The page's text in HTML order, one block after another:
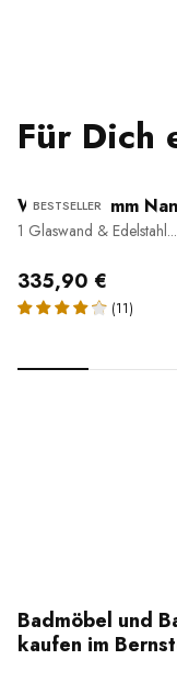
Für Dich
BESTSELLER
Walk-In 10 mm
1 Glaswand & Edelstahl...
335,90 €
(11)
Badmöbel und
kaufen im